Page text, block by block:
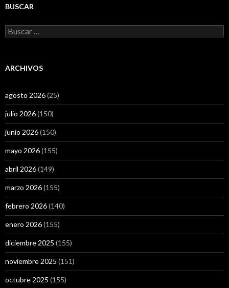
BUSCAR
Buscar:
ARCHIVOS
agosto 2026(25)
julio 2026(150)
junio 2026(150)
mayo 2026(155)
abril 2026(149)
marzo 2026(155)
febrero 2026(140)
enero 2026(155)
diciembre 2025 (155)
noviembre 2025 (151)
octubre 2025 (155)